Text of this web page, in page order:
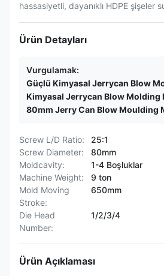
hassasiyetli, dayanıklı HDPE şişeler
Ürün Detayları
Vurgulamak:
Güçlü Kimyasal Jerrycan Blow
Kimyasal Jerrycan Blow Molding
80mm Jerry Can Blow Moulding
Screw L/D Ratio:
25:1
Screw Diameter:
80mm
Moldcavity:
1-4 Boşluklar
Machine Weight:
9 ton
Mold Moving
Stroke:
650mm
Die Head
Number:
1/2/3/4
Ürün Açıklaması